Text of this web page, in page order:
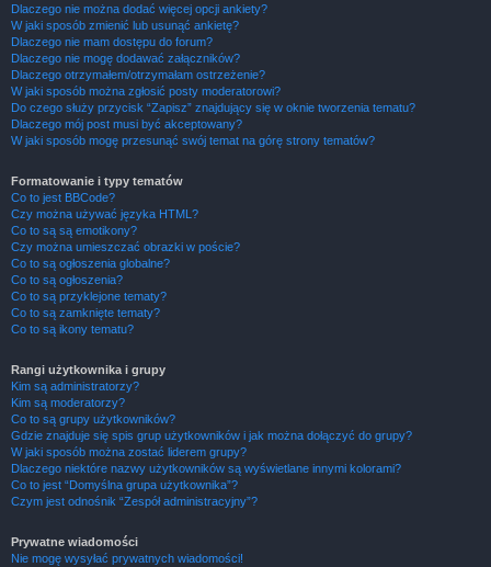
Dlaczego nie można dodać więcej opcji ankiety?
W jaki sposób zmienić lub usunąć ankietę?
Dlaczego nie mam dostępu do forum?
Dlaczego nie mogę dodawać załączników?
Dlaczego otrzymałem/otrzymałam ostrzeżenie?
W jaki sposób można zgłosić posty moderatorowi?
Do czego służy przycisk “Zapisz” znajdujący się w oknie tworzenia tematu?
Dlaczego mój post musi być akceptowany?
W jaki sposób mogę przesunąć swój temat na górę strony tematów?
Formatowanie i typy tematów
Co to jest BBCode?
Czy można używać języka HTML?
Co to są są emotikony?
Czy można umieszczać obrazki w poście?
Co to są ogłoszenia globalne?
Co to są ogłoszenia?
Co to są przyklejone tematy?
Co to są zamknięte tematy?
Co to są ikony tematu?
Rangi użytkownika i grupy
Kim są administratorzy?
Kim są moderatorzy?
Co to są grupy użytkowników?
Gdzie znajduje się spis grup użytkowników i jak można dołączyć do grupy?
W jaki sposób można zostać liderem grupy?
Dlaczego niektóre nazwy użytkowników są wyświetlane innymi kolorami?
Co to jest “Domyślna grupa użytkownika”?
Czym jest odnośnik “Zespół administracyjny”?
Prywatne wiadomości
Nie mogę wysyłać prywatnych wiadomości!